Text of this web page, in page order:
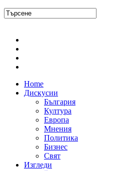
Home
Дискусии
България
Култура
Европа
Мнения
Политика
Бизнес
Свят
Изгледи